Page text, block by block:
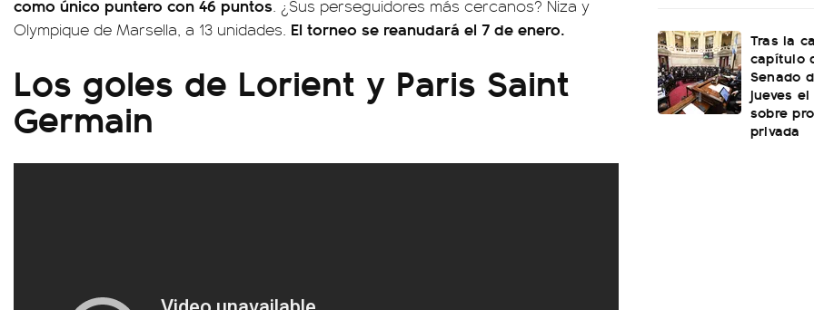
como único puntero con 46 puntos. ¿Sus perseguidores más cercanos? Niza y
Olympique de Marsella, a 13 unidades. El torneo se reanudará el 7 de enero.
Los goles de Lorient y Paris Saint
Germain
Tras la
capítulo
Senado
jueves
sobre
privada